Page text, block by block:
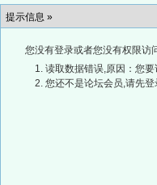
提示信息 »
您没有登录或者您没有权限访
读取数据错误,原因：您
您还不是论坛会员,请先登